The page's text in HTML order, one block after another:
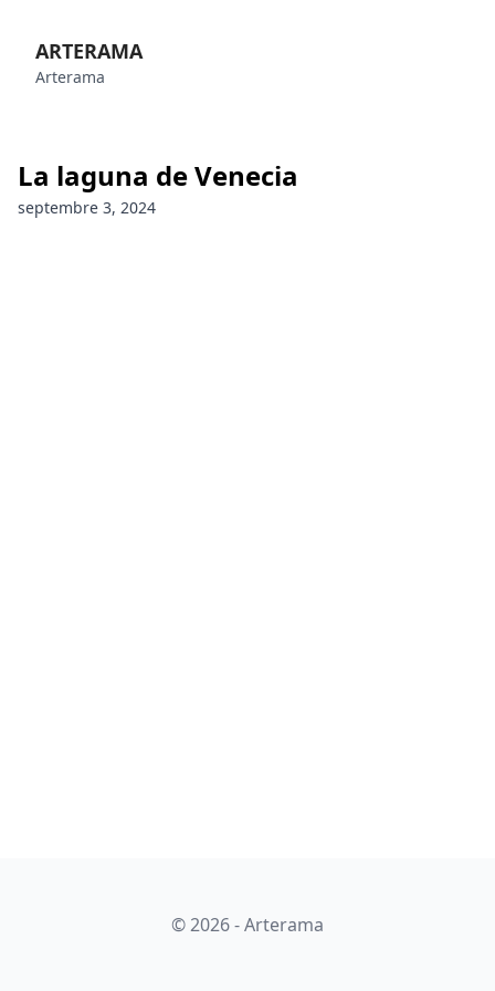
ARTERAMA
Arterama
La laguna de Venecia
septembre 3, 2024
© 2026 - Arterama